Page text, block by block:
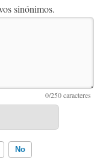
sinónimos.
No